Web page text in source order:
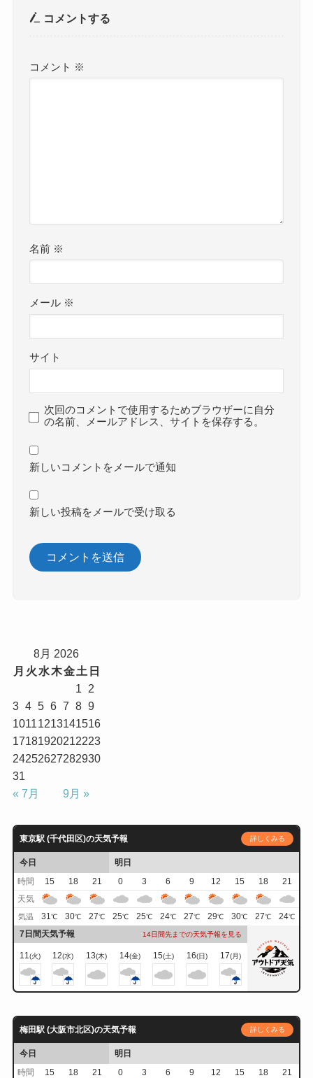
コメントする
コメント ※
名前 ※
メール ※
サイト
次回のコメントで使用するためブラウザーに自分
の名前、メールアドレス、サイトを保存する。
新しいコメントをメールで通知
新しい投稿をメールで受け取る
8月 2026
月 火 水木金土 日
1
2
3 4 5 6 7 8 9
10111213141516
17181920212223
24252627282930
31
« 7月
9月 »
東京駅 (千代田区)の天気予報 詳しくみる
今日
明日
時間
15 18 21 0 3 6 9 12 15 18
21
天気
気温 31℃ 30℃ 27℃ 25℃ 25℃ 24℃ 27℃ 29℃ 30℃ 27℃ 24℃
7日間天気予報 14日間先までの天気予報を見る
11(火) 12(水) 13(木) 14(金) 15(土) 16(日) 17(月)
梅田駅 (大阪市北区)の天気予報 詳しくみる
今日
明日
時間
15 18 21 0 3 6 9 12 15 18
21